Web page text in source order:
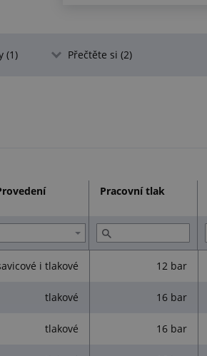
(1) Přečtěte si (2)
Pracovní tlak
i tlakové 12 bar
tlakové 16 bar
tlakové 16 bar